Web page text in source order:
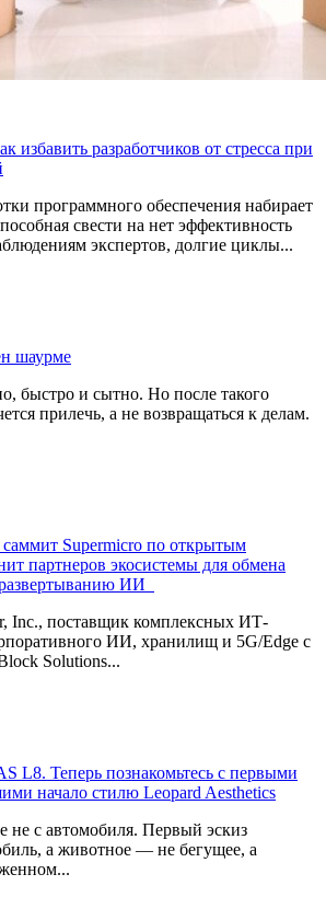
избавить разработчиков от стресса при
программного обеспечения набирает
свести на нет эффективность
экспертов, долгие циклы...
шаурме
быстро и сытно. Но после такого
прилечь, а не возвращаться к делам.
Supermicro по открытым
партнеров экосистемы для обмена
ИИ
Inc., поставщик комплексных ИТ-
ИИ, хранилищ и 5G/Edge с
Solutions...
L8. Теперь познакомьтесь с первыми
начало стилю Leopard Aesthetics
не с автомобиля. Первый эскиз
а животное — не бегущее, а